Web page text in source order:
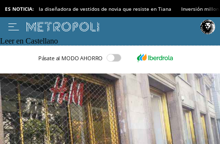
ES NOTICIA: la diseñadora de vestidos de novia que resiste en Tiana Inversión
Leer en Castellano
Pásate al MODO AHORRO